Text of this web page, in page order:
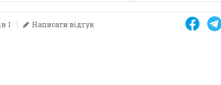
1 Написати відгук